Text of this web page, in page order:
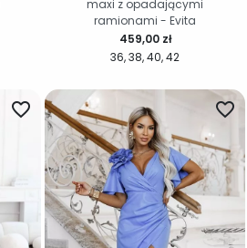
36 38 40 42
Cena
459,00 zł
maxi z opadającymi
ramionami - Evita
favorite_border favorite_border